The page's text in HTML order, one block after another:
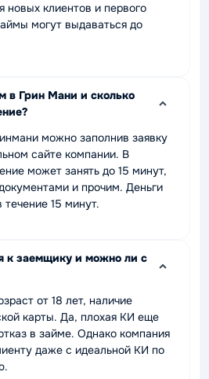
новых клиентов и первого
могут выдаваться до
в Грин Мани и сколько
можно заполнив заявку
сайте компании. В
может занять до 15 минут,
и прочим. Деньги
15 минут.
к заемщику и можно ли с
от 18 лет, наличие
карты. Да, плохая КИ еще
в займе. Однако компания
даже с идеальной КИ по